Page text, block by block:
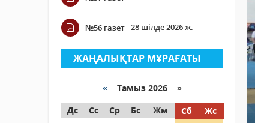
№56 газет 28 шілде 2026 ж.
ЖАҢАЛЫҚТАР МҰРАҒАТЫ
« Тамыз 2026 »
Дс
Сс Ср Бс Жм Сб
Жс